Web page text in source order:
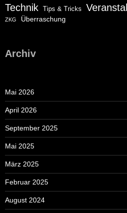
Technik Tips & Tricks
ZKG Überraschung
Archiv
Mai 2026
April 2026
September 2025
Mai 2025
März 2025
Februar 2025
August 2024